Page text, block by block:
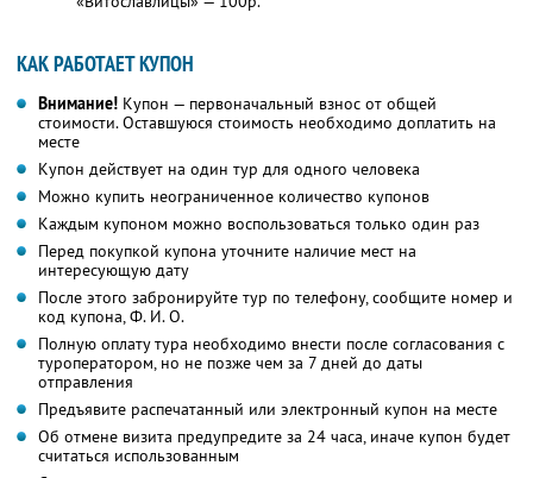
КАК РАБОТАЕТ КУПОН
Внимание! Купон — первоначальный взнос от общей
стоимости. Оставшуюся стоимость необходимо доплатить на
месте
Купон действует на один тур для одного человека
Можно купить неограниченное количество купонов
Каждым купоном можно воспользоваться только один раз
Перед покупкой купона уточните наличие мест на
интересующую дату
После этого забронируйте тур по телефону, сообщите номер и
код купона,Ф. И. О.
Полную оплату тура необходимо внести после согласования с
туроператором, но не позже чем за 7 дней до даты
отправления
Предъявите распечатанный или электронный купон на месте
Об отмене визита предупредите за 24 часа, иначе купон будет
считаться использованным